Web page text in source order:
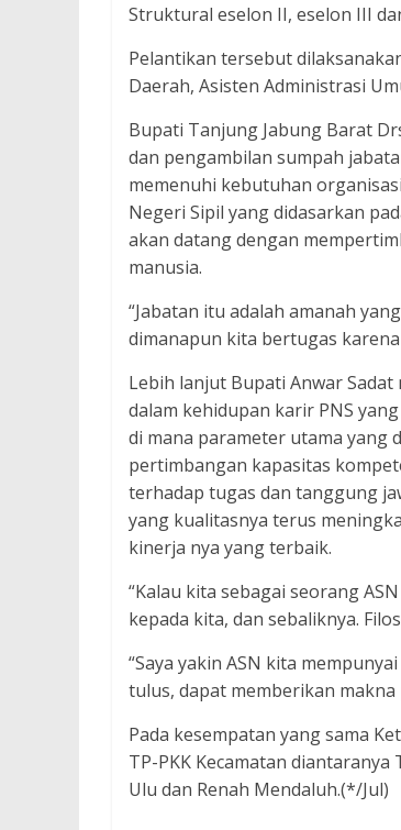
Struktural eselon II, eselon III
Pelantikan tersebut
Daerah, Asisten Administrasi
Bupati Tanjung Jabung Barat
dan pengambilan sumpah
memenuhi kebutuhan
Negeri Sipil yang didasarkan
akan datang dengan
manusia.
“Jabatan itu adalah amanah
dimanapun kita bertugas
Lebih lanjut Bupati Anwar
dalam kehidupan karir PNS
di mana parameter utama yang
pertimbangan kapasitas
terhadap tugas dan tanggung
yang kualitasnya terus
kinerja nya yang terbaik.
“Kalau kita sebagai seorang
kepada kita, dan sebaliknya.
“Saya yakin ASN kita
tulus, dapat memberikan
Pada kesempatan yang sama
TP-PKK Kecamatan
Ulu dan Renah Mendaluh.(*/Jul)